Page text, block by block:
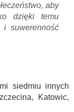
aby
dzięki temu
i suwerenność
siedmiu innych
Katowic,